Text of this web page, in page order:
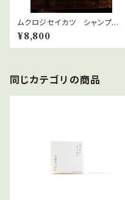
ムクロジセイカツ シャンプー
詰替 1L
¥8,800
同じカテゴリの商品